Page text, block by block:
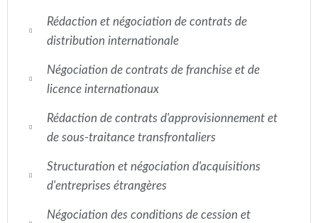
Rédaction et négociation de contrats de
distribution internationale
Négociation de contrats de franchise et de
licence internationaux
Rédaction de contrats d'approvisionnement et
de sous-traitance transfrontaliers
Structuration et négociation d'acquisitions
d'entreprises étrangères
Négociation des conditions de cession et